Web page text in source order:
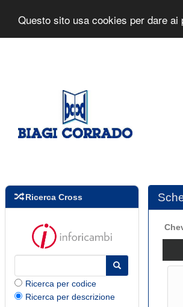
Questo sito usa cookies per dare
Ricerca Cross
Ricerca per codice
Ricerca per descrizione